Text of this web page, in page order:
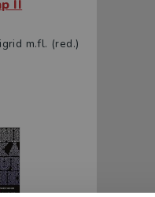
II
m.fl. (red.)